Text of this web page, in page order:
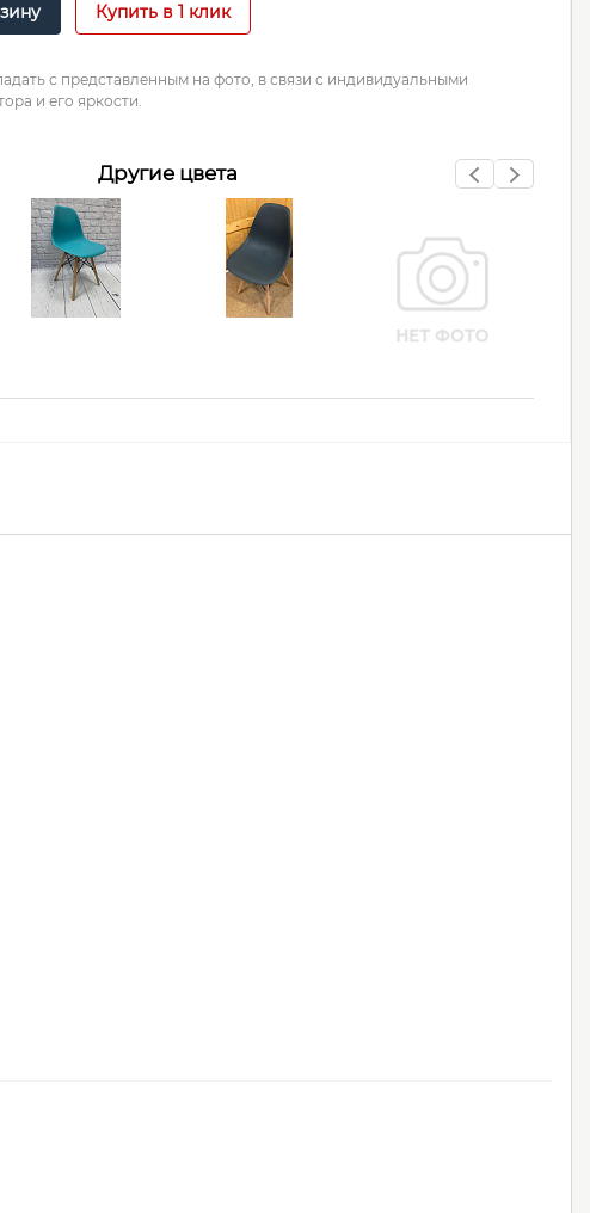
Купить в 1 клик
с представленным на фото, в связи с индивидуальными
и его яркости.
Другие цвета